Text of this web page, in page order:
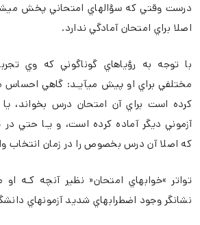
درست وقتي که سؤالهاي امتحاني پخش
اصلا براي امتحان آمادگي ندارد.
با توجه به رؤياهاي گوناگوني که وي
مختلفي براي او پيش ميآيـد: گاهي احساس
کرده است براي آن امتحان درس بخواند،
آزموني ديگر آماده کرده است، و يـا حتي
که اصلا آن درس بخصوص را در زمان انتخاب
تواتر »خوابهاي امتحان« نظير آنچه کـه او
نشانگر وجود اضطرابهاي شديد آزمونهاي